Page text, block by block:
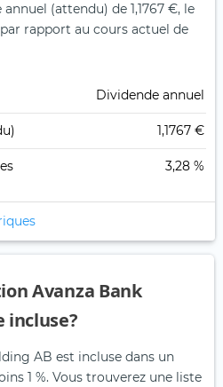
(attendu) de 1,1767 €, le
rapport au cours actuel de
Dividende annuel
1,1767 €
3,28 %
Avanza Bank
incluse?
AB est incluse dans un
1 %. Vous trouverez une liste